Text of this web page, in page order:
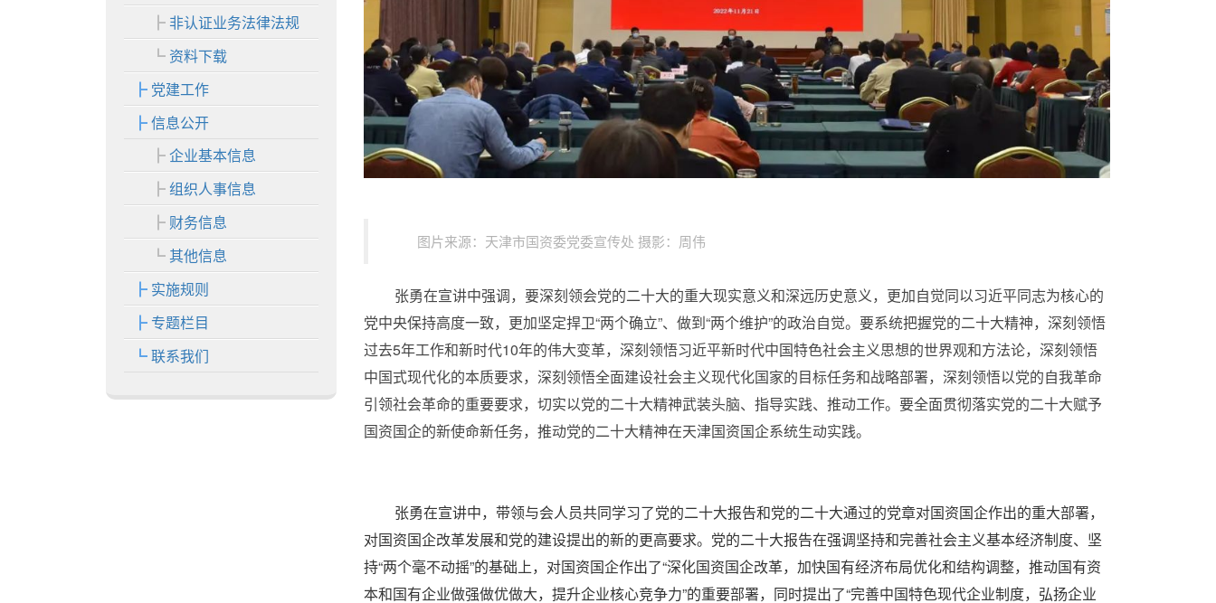
非认证业务法律法规
资料下载
党建工作
信息公开
企业基本信息
组织人事信息
财务信息
其他信息
实施规则
专题栏目
联系我们
图片来源：天津市国资委党委宣传处 摄影：周伟
张勇在宣讲中强调，要深刻领会党的二十大的重大现实意义和深远历史意义，更加自觉同以习近平同志为核心的
党中央保持高度一致，更加坚定捍卫“两个确立”、做到“两个维护”的政治自觉。要系统把握党的二十大精神，深刻领悟
过去5年工作和新时代10年的伟大变革，深刻领悟习近平新时代中国特色社会主义思想的世界观和方法论，深刻领悟
中国式现代化的本质要求，深刻领悟全面建设社会主义现代化国家的目标任务和战略部署，深刻领悟以党的自我革命
引领社会革命的重要要求，切实以党的二十大精神武装头脑、指导实践、推动工作。要全面贯彻落实党的二十大赋予
国资国企的新使命新任务，推动党的二十大精神在天津国资国企系统生动实践。
张勇在宣讲中，带领与会人员共同学习了党的二十大报告和党的二十大通过的党章对国资国企作出的重大部署，
对国资国企改革发展和党的建设提出的新的更高要求。党的二十大报告在强调坚持和完善社会主义基本经济制度、坚
持“两个毫不动摇”的基础上，对国资国企作出了“深化国资国企改革，加快国有经济布局优化和结构调整，推动国有资
本和国有企业做强做优做大，提升企业核心竞争力”的重要部署，同时提出了“完善中国特色现代企业制度，弘扬企业